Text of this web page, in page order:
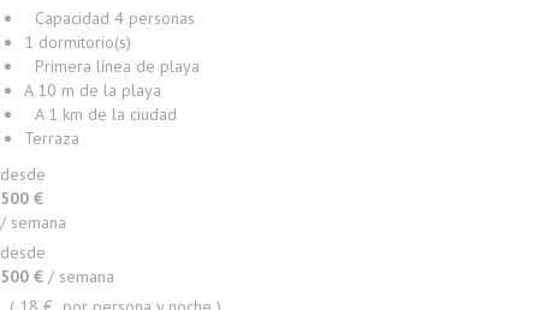
Capacidad 4 personas
1 dormitorio(s)
Primera línea de playa
A 10 m de la playa
A 1 km de la ciudad
Terraza
desde
500 €
/ semana
desde
500 € / semana